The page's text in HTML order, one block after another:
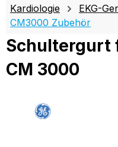
Kardiologie EKG-
CM3000 Zubehör
Schultergurt
CM 3000